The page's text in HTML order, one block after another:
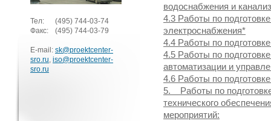
Тел: (495) 744-03-74
Факс:
(495) 744-03-79
E-mail: sk@proektcenter-
sro.ru, iso@proektcenter-
sro.ru
водоснабжения и
4.3 Работы по
электроснабжения*
4.4 Работы по
4.5 Работы по
автоматизации и
4.6 Работы по
5. Работы по
технического
мероприятий: